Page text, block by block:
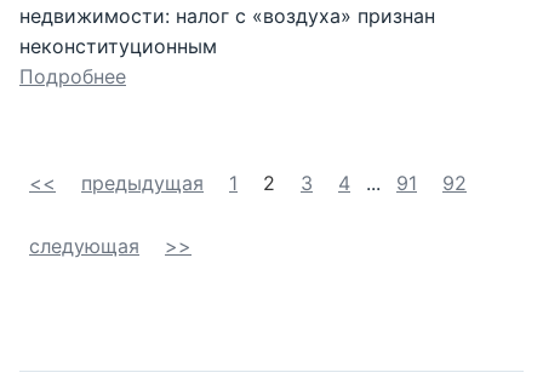
недвижимости: налог с «воздуха» признан
неконституционным
Подробнее
<< предыдущая 1 2 3 4 ... 91 92
следующая >>